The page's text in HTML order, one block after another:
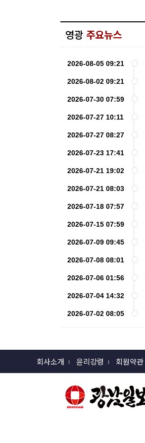
영광 주요뉴스
2026-08-05 09:21
2026-08-02 09:21
2026-07-30 07:59
2026-07-27 10:11
2026-07-27 08:27
2026-07-23 17:41
2026-07-21 19:02
2026-07-21 08:03
2026-07-18 07:57
2026-07-15 07:59
2026-07-09 09:45
2026-07-08 08:01
2026-07-06 01:56
2026-07-04 14:32
2026-07-02 08:05
회사소개 윤리강령 회원약관